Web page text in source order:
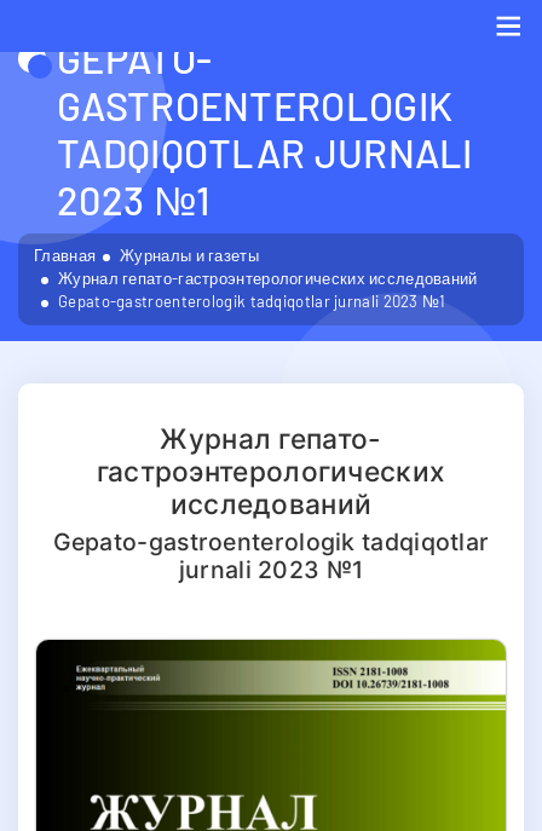
GEPATO-
GASTROENTEROLOGIK
TADQIQOTLAR JURNALI
2023 №1
Главная
Журналы и газеты
Журнал гепато-гастроэнтерологических исследований
Gepato-gastroenterologik tadqiqotlar jurnali 2023 №1
Журнал гепато-
гастроэнтерологических
исследований
Gepato-gastroenterologik tadqiqotlar
jurnali 2023 №1